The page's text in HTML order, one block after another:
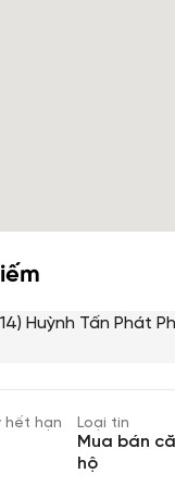
Huỳnh Tấn Phát
hết hạn Loại tin
Mua bán
hộ